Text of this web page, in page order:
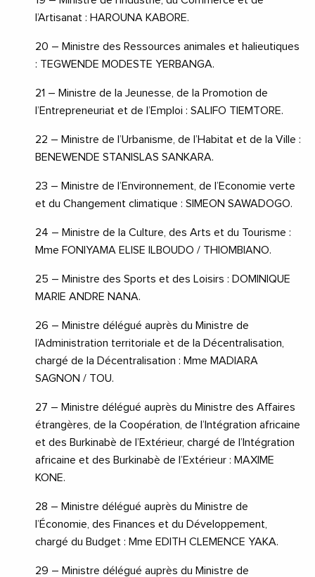
l’Artisanat : HAROUNA KABORE.
20 – Ministre des Ressources animales et halieutiques
: TEGWENDE MODESTE YERBANGA.
21 – Ministre de la Jeunesse, de la Promotion de
l’Entrepreneuriat et de l’Emploi : SALIFO TIEMTORE.
22 – Ministre de l’Urbanisme, de l’Habitat et de la Ville :
BENEWENDE STANISLAS SANKARA.
23 – Ministre de l’Environnement, de l’Economie verte
et du Changement climatique : SIMEON SAWADOGO.
24 – Ministre de la Culture, des Arts et du Tourisme :
Mme FONIYAMA ELISE ILBOUDO / THIOMBIANO.
25 – Ministre des Sports et des Loisirs : DOMINIQUE
MARIE ANDRE NANA.
26 – Ministre délégué auprès du Ministre de
l’Administration territoriale et de la Décentralisation,
chargé de la Décentralisation : Mme MADIARA
SAGNON / TOU.
27 – Ministre délégué auprès du Ministre des Affaires
étrangères, de la Coopération, de l’Intégration africaine
et des Burkinabè de l’Extérieur, chargé de l’Intégration
africaine et des Burkinabè de l’Extérieur : MAXIME
KONE.
28 – Ministre délégué auprès du Ministre de
l’Économie, des Finances et du Développement,
chargé du Budget : Mme EDITH CLEMENCE YAKA.
29 – Ministre délégué auprès du Ministre de